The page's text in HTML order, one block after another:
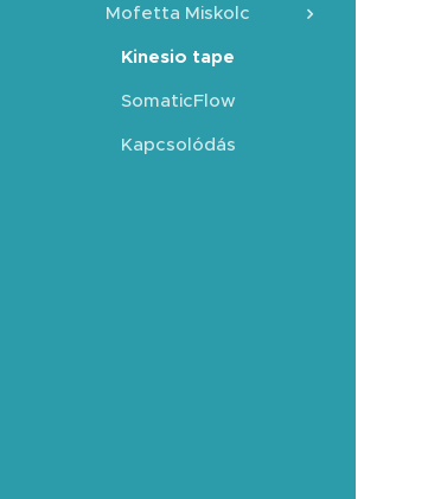
Mofetta Miskolc
Kinesio tape
SomaticFlow
Kapcsolódás